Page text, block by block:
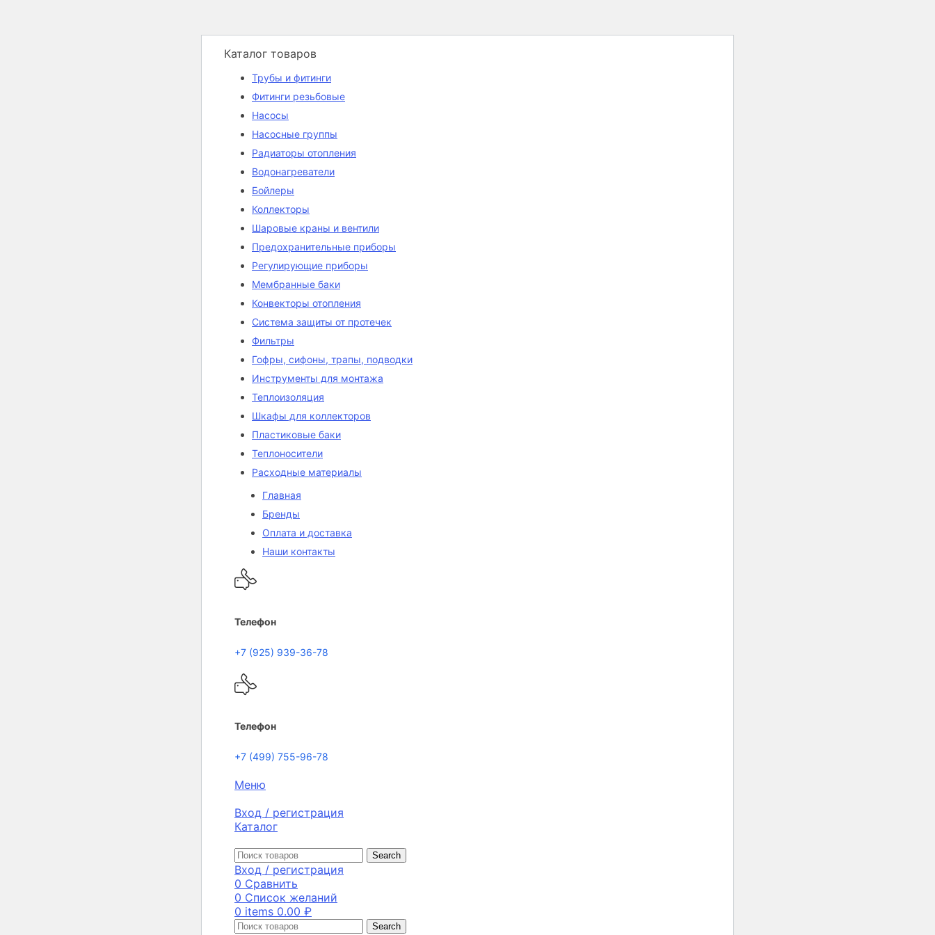
Каталог товаров
Трубы и фитинги
Фитинги резьбовые
Насосы
Насосные группы
Радиаторы отопления
Водонагреватели
Бойлеры
Коллекторы
Шаровые краны и вентили
Предохранительные приборы
Регулирующие приборы
Мембранные баки
Конвекторы отопления
Система защиты от протечек
Фильтры
Гофры, сифоны, трапы, подводки
Инструменты для монтажа
Теплоизоляция
Шкафы для коллекторов
Пластиковые баки
Теплоносители
Расходные материалы
Главная
Бренды
Оплата и доставка
Наши контакты
Телефон
+7 (925) 939-36-78
Телефон
+7 (499) 755-96-78
Меню
Вход / регистрация
Каталог
Search
Вход / регистрация
0 Сравнить
0 Список желаний
0 items 0.00 ₽
Search